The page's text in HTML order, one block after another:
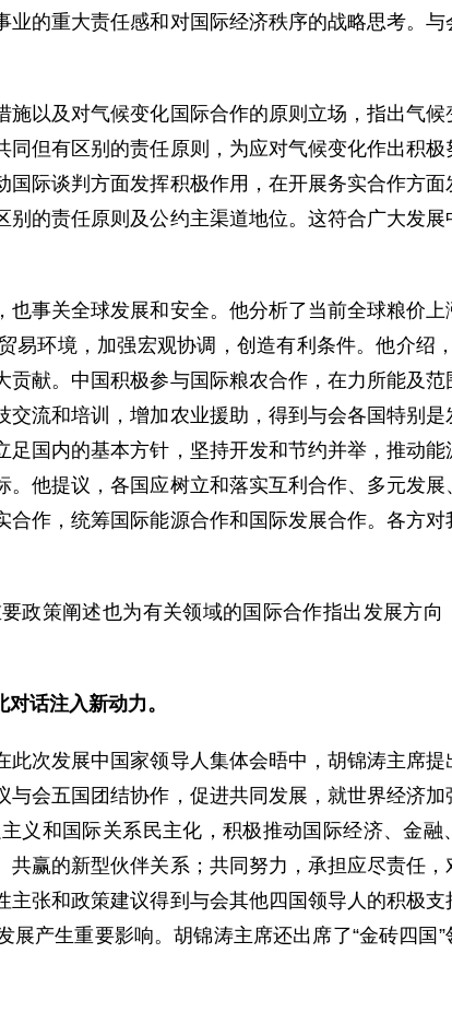
的重大责任感和对国际经济秩序的战略思考。
及对气候变化国际合作的原则立场，指出气候
但有区别的责任原则，为应对气候变化作出积
际谈判方面发挥积极作用，在开展务实合作方
的责任原则及公约主渠道地位。这符合广大发
关全球发展和安全。他分析了当前全球粮价上
环境，加强宏观协调，创造有利条件。他介绍
献。中国积极参与国际粮农合作，在力所能及范
流和培训，增加农业援助，得到与会各国特别
国内的基本方针，坚持开发和节约并举，推动
他提议，各国应树立和落实互利合作、多元发
作，统筹国际能源合作和国际发展合作。各方
策阐述也为有关领域的国际合作指出发展方向
话注入新动力。
发展中国家领导人集体会晤中，胡锦涛主席提
会五国团结协作，促进共同发展，就世界经济
义和国际关系民主化，积极推动国际经济、金融
赢的新型伙伴关系；共同努力，承担应尽责任
张和政策建议得到与会其他四国领导人的积极
产生重要影响。胡锦涛主席还出席了“金砖四国”